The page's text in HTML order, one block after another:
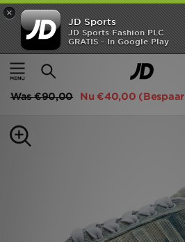
×
JD Sports
JD Sports Fashion PLC
GRATIS - In Google Play
Thuis
Kids
adidas Originals Superstar Junior
Was€90,00 Nu €40,00
New In
Heren
Collecties